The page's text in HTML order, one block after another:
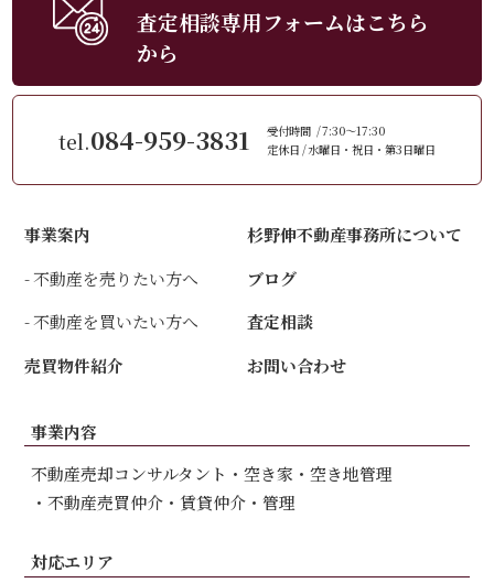
査定相談専用フォームはこちら
から
tel.084-959-3831 受付時間
7:30～17:30
定休日 水曜日・祝日・第3日曜日
事業案内
不動産を売りたい方へ
不動産を買いたい方へ
売買物件紹介
杉野伸不動産事務所について
ブログ
査定相談
お問い合わせ
事業内容
不動産売却コンサルタント
空き家・空き地管理
不動産売買仲介
賃貸仲介・管理
対応エリア